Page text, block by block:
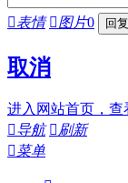
表情 图片0
取消
进入网站首页，查
导航 刷新
菜单